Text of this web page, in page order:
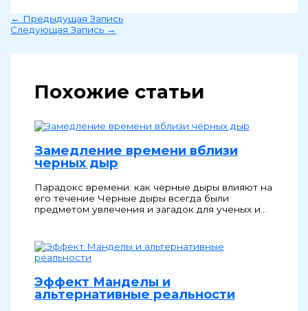
← Предыдущая Запись
Следующая Запись →
Похожие статьи
Замедление времени вблизи
черных дыр
Парадокс времени: как черные дыры влияют на
его течение Черные дыры всегда были
предметом увлечения и загадок для ученых и…
Эффект Манделы и
альтернативные реальности